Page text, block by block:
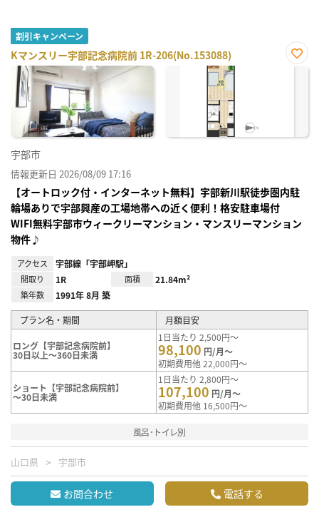
割引キャンペーン
Kマンスリー宇部記念病院前 1R-206(No.153088)
お気
宇部市
情報更新日 2026/08/09 17:16
【オートロック付・インターネット無料】宇部新川駅徒歩圏内駐
輪場ありで宇部興産の工場地帯への近く便利！格安駐車場付
WIFI無料宇部市ウィークリーマンション・マンスリーマンション
物件♪
アクセス 宇部線「宇部岬駅」
間取り 1R 面積 21.84m²
築年数 1991年 8月 築
プラン名・期間 月額目安
ロング【宇部記念病院前】
30日以上～360日未満
1日当たり 2,500円～
98,100 円/月～
初期費用他 22,000円～
ショート【宇部記念病院前】
～30日未満
1日当たり 2,800円～
107,100 円/月～
初期費用他 16,500円～
風呂･トイレ別
山口県 宇部市
お問合わせ 電話する